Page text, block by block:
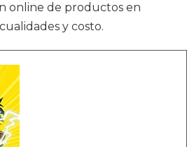
online de productos en
y costo.